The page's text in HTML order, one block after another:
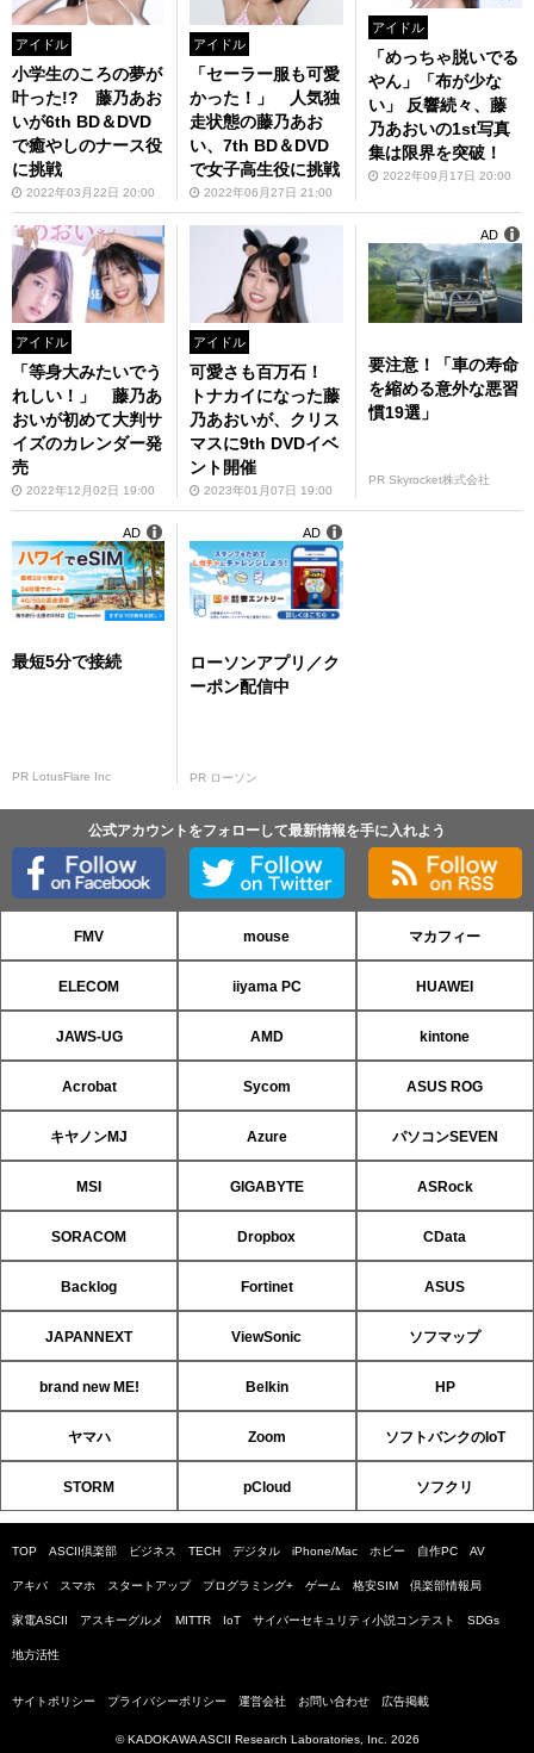
アイドル
小学生のころの夢が
叶った!? 藤乃あお
いが6th BD＆DVD
で癒やしのナース役
に挑戦
2022年03月22日 20:00
アイドル
「セーラー服も可愛
かった！」 人気独
走状態の藤乃あお
い、7th BD＆DVD
で女子高生役に挑戦
2022年06月27日 21:00
アイドル
「めっちゃ脱いでる
やん」「布が少な
い」 反響続々、藤
乃あおいの1st写真
集は限界を突破！
2022年09月17日 20:00
アイドル
「等身大みたいでう
れしい！」 藤乃あ
おいが初めて大判サ
イズのカレンダー発
売
2022年12月02日 19:00
アイドル
可愛さも百万石！
トナカイになった藤
乃あおいが、クリス
マスに9th DVDイベ
ント開催
2023年01月07日 19:00
要注意！「車の寿命
を縮める意外な悪習
慣19選」
PR Skyrocket株式会社
AD
最短5分で接続
PR LotusFlare Inc
AD
ローソンアプリ／ク
ーポン配信中
PR ローソン
AD
公式アカウントをフォローして最新情報を手に入れよう
FMV mouse マカフィー
ELECOM iiyama PC HUAWEI
JAWS-UG AMD kintone
Acrobat Sycom ASUS ROG
キヤノンMJ Azure パソコンSEVEN
MSI GIGABYTE ASRock
SORACOM Dropbox CData
Backlog Fortinet ASUS
JAPANNEXT ViewSonic ソフマップ
brand new ME! Belkin HP
ヤマハ Zoom ソフトバンクのIoT
STORM pCloud ソフクリ
TOP ASCII倶楽部 ビジネス TECH デジタル iPhone/Mac ホビー 自作PC AV
アキバ スマホ スタートアップ プログラミング+ ゲーム 格安SIM 倶楽部情報局
家電ASCII アスキーグルメ MITTR IoT サイバーセキュリティ小説コンテスト SDGs
地方活性
サイトポリシー プライバシーポリシー 運営会社 お問い合わせ 広告掲載
© KADOKAWA ASCII Research Laboratories, Inc. 2026